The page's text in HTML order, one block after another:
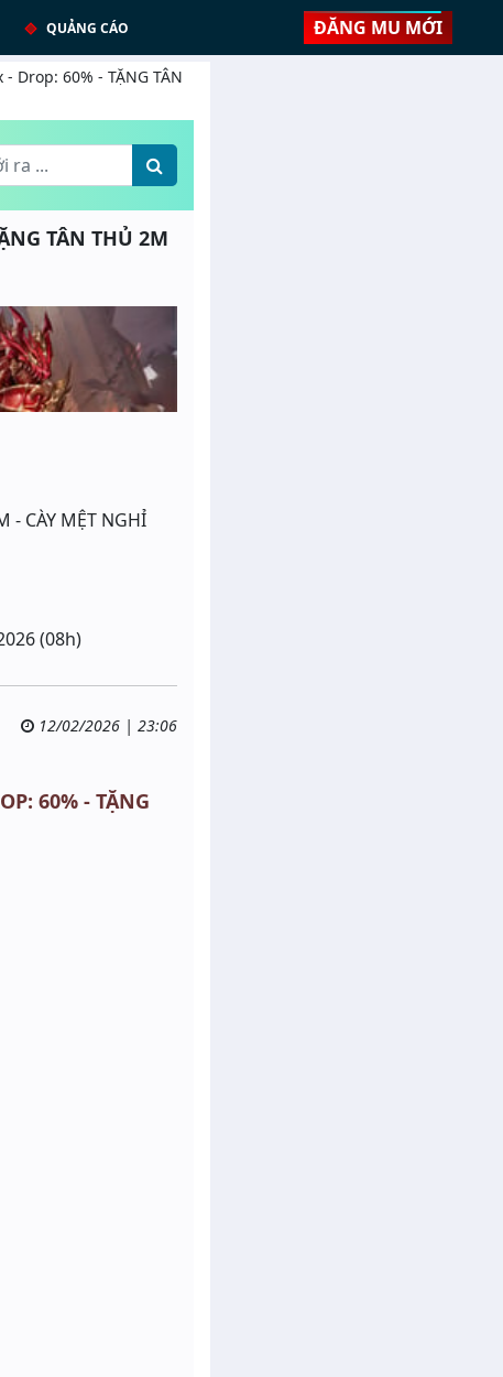
QUẢNG CÁO ĐĂNG MU MỚI
Drop: 60% - TẶNG TÂN
TÂN THỦ 2M
- CÀY MỆT NGHỈ
(08h)
12/02/2026 | 23:06
60% - TẶNG